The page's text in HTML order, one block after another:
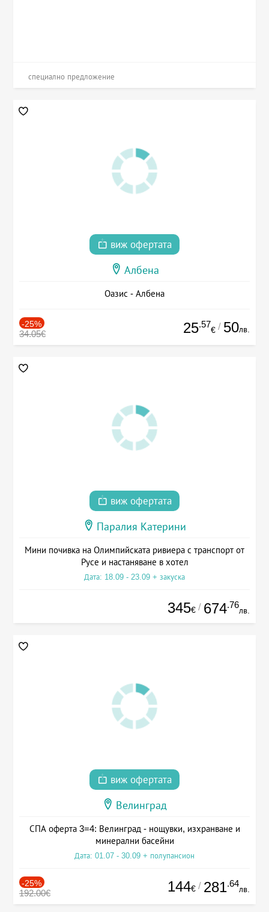
специално предложение
виж офертата
Албена
Оазис - Албена
-25%
34.05€ 25.57
€ / 50лв.
виж офертата
Паралия Катерини
Мини почивка на Олимпийската ривиера с транспорт от
Русе и настаняване в хотел
Дата: 18.09 - 23.09 + закуска
345€ / 674.76
лв.
виж офертата
Велинград
СПА оферта 3=4: Велинград - нощувки, изхранване и
минерални басейни
Дата: 01.07 - 30.09 + полупансион
-25%
192.00€ 144€ / 281.64
лв.